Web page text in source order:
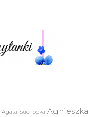
Agata Suchocka Agnieszka